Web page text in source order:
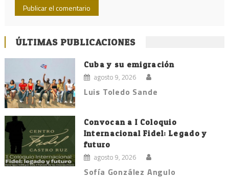
ÚLTIMAS PUBLICACIONES
Cuba y su emigración
agosto 9, 2026
Luis Toledo Sande
Convocan a I Coloquio
Internacional Fidel: Legado y
futuro
agosto 9, 2026
Sofía González Angulo